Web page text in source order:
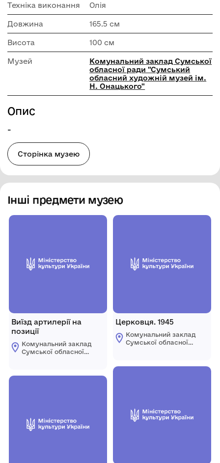
Техніка виконання Олія
Довжина 165.5 см
Висота 100 см
Музей
Комунальний заклад Сумської
обласної ради "Сумський
обласний художній музей ім.
Н. Онацького"
Опис
-
Сторінка музею
Інші предмети музею
Виїзд артилерії на
позиції
Комунальний заклад
Сумської обласної
музей ім. Н.
Церковця. 1945
Комунальний заклад
Сумської обласної
музей ім. Н.